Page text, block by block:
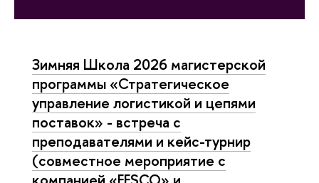
Зимняя Школа 2026 магистерской
программы «Стратегическое
управление логистикой и цепями
поставок» - встреча с
преподавателями и кейс-турнир
(совместное мероприятие с